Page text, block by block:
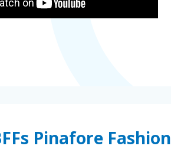
Pinafore Fashion